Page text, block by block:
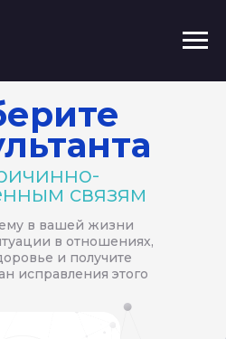
связям
в вашей жизни
в отношениях,
и получите
исправления этого